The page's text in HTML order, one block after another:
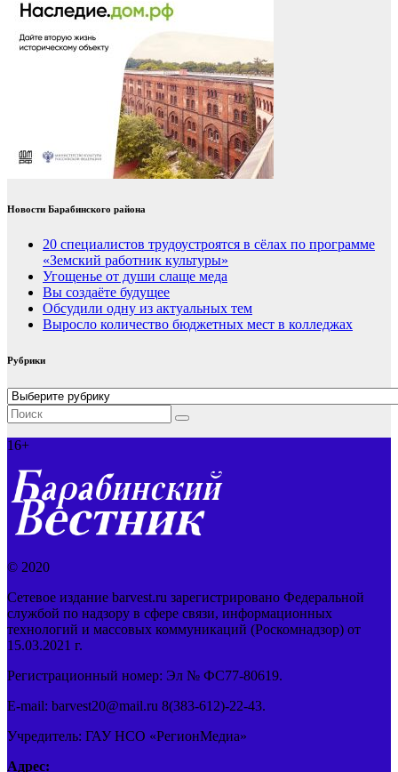
Новости Барабинского района
20 специалистов трудоустроятся в сёлах по программе
«Земский работник культуры»
Угощенье от души слаще меда
Вы создаёте будущее
Обсудили одну из актуальных тем
Выросло количество бюджетных мест в колледжах
Рубрики
Рубрики
16+
© 2020
Сетевое издание barvest.ru зарегистрировано Федеральной
службой по надзору в сфере связи, информационных
технологий и массовых коммуникаций (Роскомнадзор) от
15.03.2021 г.
Регистрационный номер: Эл № ФС77-80619.
E-mail: barvest20@mail.ru 8(383-612)-22-43.
Учредитель: ГАУ НСО «РегионМедиа»
Адрес: